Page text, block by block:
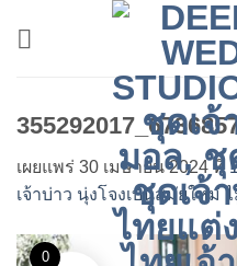
เผยแพร่ 30 เมษายน 2024ที่
เจ้าบ่าว นุ่งโจงเบนสมัยใหม่
0